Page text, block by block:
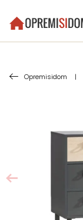
Opremisidom |